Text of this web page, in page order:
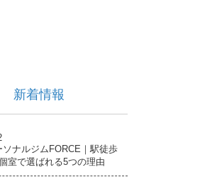
新着情報
ソナルジムFORCE｜駅徒歩
室で選ばれる5つの理由